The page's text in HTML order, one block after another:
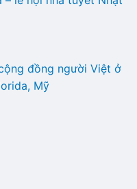
đồng người Việt ở
Mỹ